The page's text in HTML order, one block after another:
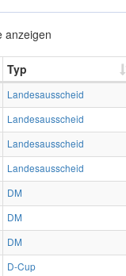
anzeigen
Typ
Landesausscheid
Landesausscheid
Landesausscheid
Landesausscheid
DM
DM
DM
D-Cup